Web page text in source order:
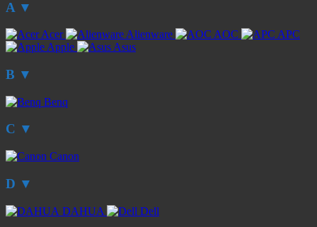
A ▼
Acer Alienware AOC
APC
Apple
Asus
B ▼
Benq
C ▼
Canon
D ▼
DAHUA Dell